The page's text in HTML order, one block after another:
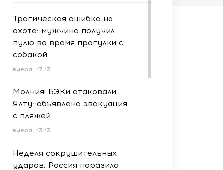
Трагическая ошибка на
охоте: мужчина получил
пулю во время прогулки с
собакой
вчера, 17:13
Молния! БЭКи атаковали
Ялту: объявлена эвакуация
с пляжей
вчера, 13:13
Неделя сокрушительных
ударов: Россия поразила